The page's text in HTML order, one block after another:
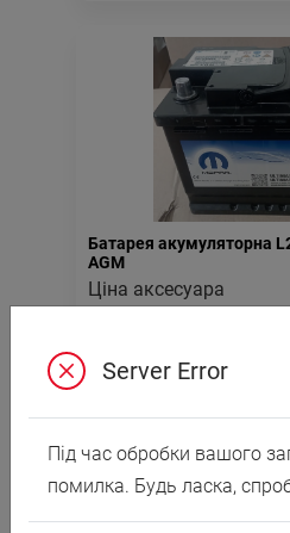
Батарея акумуляторна
AGM
Ціна аксесуара
Server Error
Під час обробки вашого
помилка. Будь ласка,